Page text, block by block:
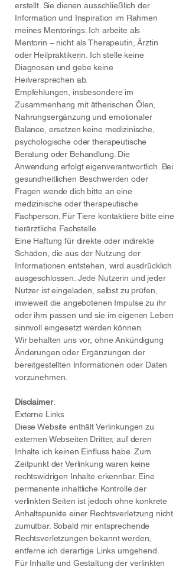
erstellt. Sie dienen ausschließlich der
Information und Inspiration im Rahmen
meines Mentorings. Ich arbeite als
Mentorin – nicht als Therapeutin, Ärztin
oder Heilpraktikerin. Ich stelle keine
Diagnosen und gebe keine
Heilversprechen ab.
Empfehlungen, insbesondere im
Zusammenhang mit ätherischen Ölen,
Nahrungsergänzung und emotionaler
Balance, ersetzen keine medizinische,
psychologische oder therapeutische
Beratung oder Behandlung. Die
Anwendung erfolgt eigenverantwortlich. Bei
gesundheitlichen Beschwerden oder
Fragen wende dich bitte an eine
medizinische oder therapeutische
Fachperson. Für Tiere kontaktiere bitte eine
tierärztliche Fachstelle.
Eine Haftung für direkte oder indirekte
Schäden, die aus der Nutzung der
Informationen entstehen, wird ausdrücklich
ausgeschlossen. Jede Nutzerin und jeder
Nutzer ist eingeladen, selbst zu prüfen,
inwieweit die angebotenen Impulse zu ihr
oder ihm passen und sie im eigenen Leben
sinnvoll eingesetzt werden können.
Wir behalten uns vor, ohne Ankündigung
Änderungen oder Ergänzungen der
bereitgestellten Informationen oder Daten
vorzunehmen.
Disclaimer:
Externe Links
Diese Website enthält Verlinkungen zu
externen Webseiten Dritter, auf deren
Inhalte ich keinen Einfluss habe. Zum
Zeitpunkt der Verlinkung waren keine
rechtswidrigen Inhalte erkennbar. Eine
permanente inhaltliche Kontrolle der
verlinkten Seiten ist jedoch ohne konkrete
Anhaltspunkte einer Rechtsverletzung nicht
zumutbar. Sobald mir entsprechende
Rechtsverletzungen bekannt werden,
entferne ich derartige Links umgehend.
Für Inhalte und Gestaltung der verlinkten